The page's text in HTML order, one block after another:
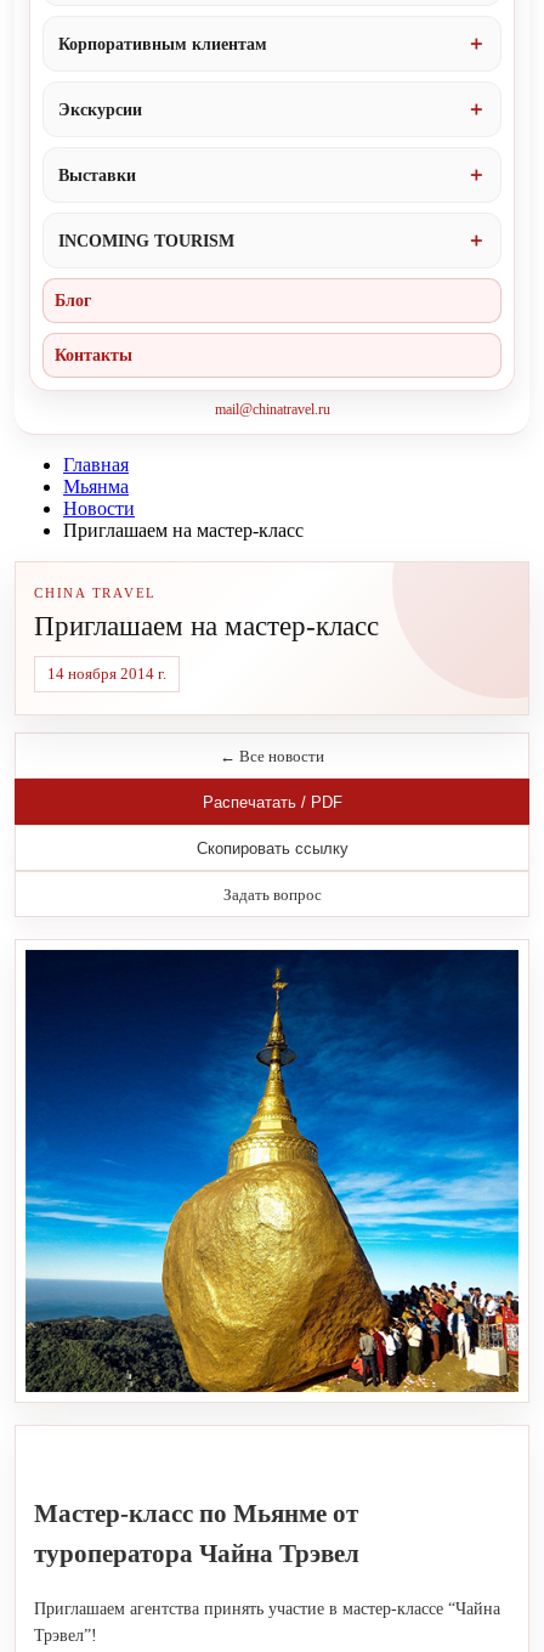
Корпоративным клиентам
Экскурсии
Выставки
INCOMING TOURISM
Блог
Контакты
mail@chinatravel.ru
Главная
Мьянма
Новости
Приглашаем на мастер-класс
CHINA TRAVEL
Приглашаем на мастер-класс
14 ноября 2014 г.
← Все новости
Распечатать / PDF
Скопировать ссылку
Задать вопрос
Мастер-класс по Мьянме от
туроператора Чайна Трэвел
Приглашаем агентства принять участие в мастер-классе “Чайна
Трэвел”!